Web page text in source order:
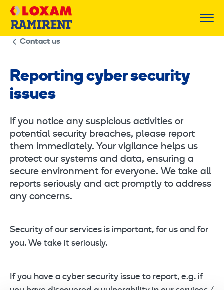
Skip
Contact us
Reporting cyber security
issues
If you notice any suspicious activities or
potential security breaches, please report
them immediately. Your vigilance helps us
protect our systems and data, ensuring a
secure environment for everyone. We take all
reports seriously and act promptly to address
any concerns.
Security of our services is important, for us and for
you. We take it seriously.
If you have a cyber security issue to report, e.g. if